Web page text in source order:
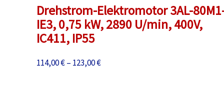
Drehstrom-Elektromotor 3AL-
IE3, 0,75 kW, 2890 U/min, 400V,
IC411, IP55
114,00€– 123,00€Preisspanne: